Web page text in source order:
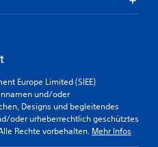
Europe Limited (SIEE)
und/oder
Designs und begleitendes
oder urheberrechtlich geschütztes
Rechte vorbehalten. Mehr Infos